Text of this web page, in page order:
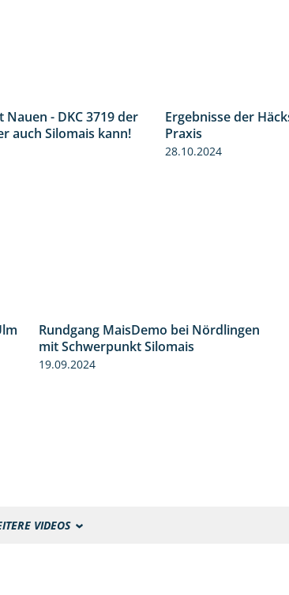
1:43
- DKC 3719 der
auch Silomais kann!
Ergebnisse der
Praxis
28.10.2024
10:51
Rundgang MaisDemo bei Nördlingen
mit Schwerpunkt Silomais
19.09.2024
VIDEOS